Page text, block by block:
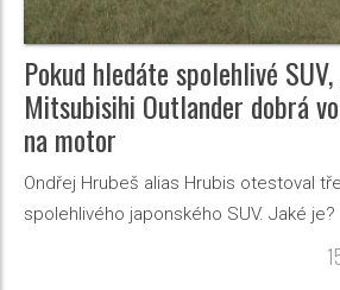
Pokud hledáte spolehlivé
Mitsubisihi Outlander dobrá
na motor
Ondřej Hrubeš alias Hrubis otestoval
spolehlivého japonského SUV. Jaké je?